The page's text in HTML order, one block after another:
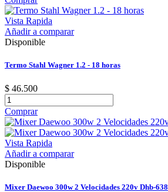
Vista Rapida
Añadir a comparar
Disponible
Termo Stahl Wagner 1.2 - 18 horas
$ 46.500
Comprar
Vista Rapida
Añadir a comparar
Disponible
Mixer Daewoo 300w 2 Velocidades 220v Dhb-638